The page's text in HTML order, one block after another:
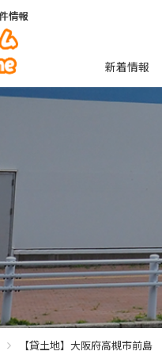
新着情報
【貸土地】大阪府高槻市前島